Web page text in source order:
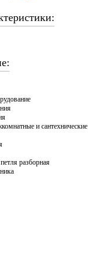
и сантехнические
разборная